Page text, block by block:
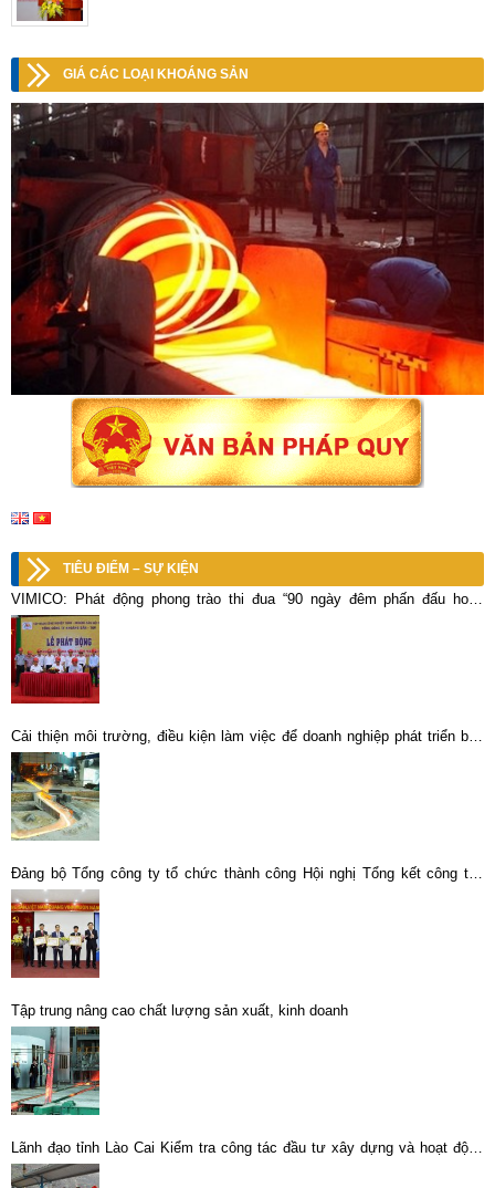
GIÁ CÁC LOẠI KHOÁNG SẢN
TIÊU ĐIỂM – SỰ KIỆN
VIMICO: Phát động phong trào thi đua “90 ngày đêm phấn đấu hoàn
Cải thiện môi trường, điều kiện làm việc để doanh nghiệp phát triển bền
vững
Đảng bộ Tổng công ty tổ chức thành công Hội nghị Tổng kết công tác
xây dựng Đảng năm 2019, triển khai phương hướng nhiệm vụ năm 2020
và Lễ trao tặng huy hiệu 30 năm tuổi đảng
Tập trung nâng cao chất lượng sản xuất, kinh doanh
Lãnh đạo tỉnh Lào Cai Kiểm tra công tác đầu tư xây dựng và hoạt động
của một số đơn vị thuộc Tổng công ty Khoáng sản – TKV tại huyện Bát